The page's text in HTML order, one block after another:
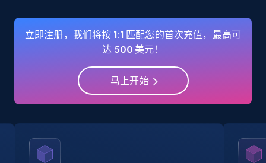
Name, URL, ID, Cb rank, Region, About,
Industries, Operating status, and more.
1.6K+ 注册使用
Crunchbase companies information -
Searching data by keyword
立即注册，我们将按 1:1 匹配您的首次充值，最高可
达 500 美元！
马上开始